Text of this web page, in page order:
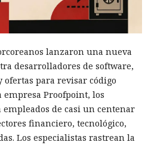
lanzaron una nueva
desarrolladores de software,
para revisar código
empresa Proofpoint, los
empleados de casi un centenar
financiero, tecnológico,
Los especialistas rastrean la